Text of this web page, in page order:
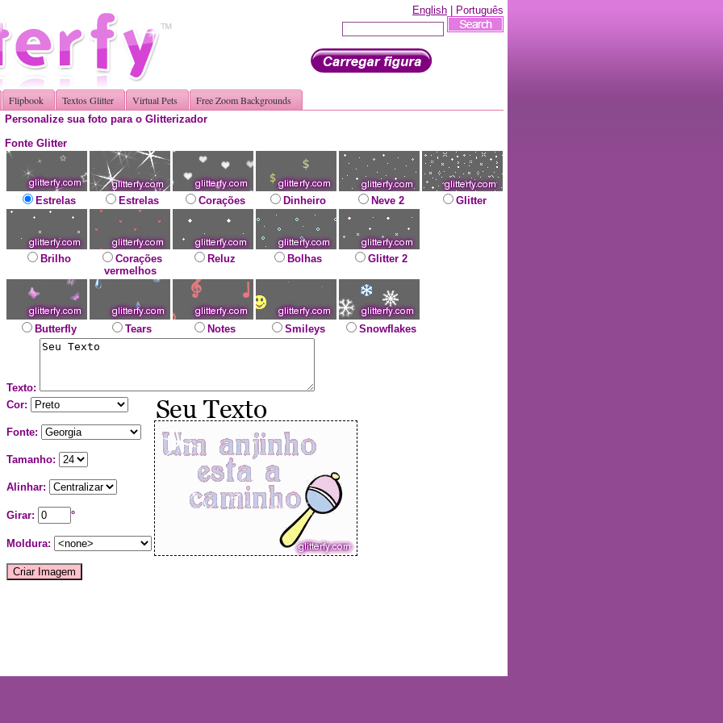
English | Português
Flipbook Textos Glitter Virtual Pets Free Zoom Backgrounds
Personalize sua foto para o Glitterizador
Fonte Glitter
Estrelas Estrelas Corações Dinheiro Neve 2 Glitter
Brilho
Corações
vermelhos
Reluz Bolhas Glitter 2
Butterfly Tears Notes Smileys Snowflakes
Texto:
Cor:
Fonte:
Tamanho:
Alinhar:
Girar: °
Moldura: